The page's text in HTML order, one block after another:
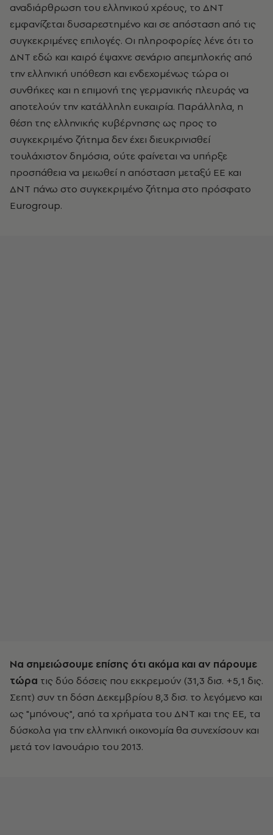
αναδιάρθρωση του ελληνικού χρέους, το ΔΝΤ
εμφανίζεται δυσαρεστημένο και σε απόσταση από τις
συγκεκριμένες επιλογές. Οι πληροφορίες λένε ότι το
ΔΝΤ εδώ και καιρό έψαχνε σενάριο απεμπλοκής από
την ελληνική υπόθεση και ενδεχομένως τώρα οι
συνθήκες και η επιμονή της γερμανικής πλευράς να
αποτελούν την κατάλληλη ευκαιρία. Παράλληλα, η
θέση της ελληνικής κυβέρνησης ως προς το
συγκεκριμένο ζήτημα δεν έχει διευκρινισθεί
τουλάχιστον δημόσια, ούτε φαίνεται να υπήρξε
προσπάθεια να μειωθεί η απόσταση μεταξύ ΕΕ και
ΔΝΤ πάνω στο συγκεκριμένο ζήτημα στο πρόσφατο
Εurogroup.
Να σημειώσουμε επίσης ότι ακόμα και αν πάρουμε
τώρα τις δύο δόσεις που εκκρεμούν (31,3 δισ. +5,1 δις.
Σεπτ) συν τη δόση Δεκεμβρίου 8,3 δισ. το λεγόμενο και
ως "μπόνους", από τα χρήματα του ΔΝΤ και της ΕΕ, τα
δύσκολα για την ελληνική οικονομία θα συνεχίσουν και
μετά τον Ιανουάριο του 2013.